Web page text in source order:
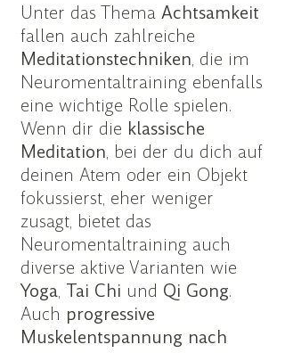
Unter das Thema Achtsamkeit
fallen auch zahlreiche
Meditationstechniken, die im
Neuromentaltraining ebenfalls
eine wichtige Rolle spielen.
Wenn dir die klassische
Meditation, bei der du dich auf
deinen Atem oder ein Objekt
fokussierst, eher weniger
zusagt, bietet das
Neuromentaltraining auch
diverse aktive Varianten wie
Yoga, Tai Chi und Qi Gong.
Auch progressive
Muskelentspannung nach